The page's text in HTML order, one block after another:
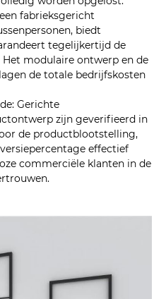
fabrieksgericht
biedt
tegelijkertijd de
modulaire ontwerp en de
de totale bedrijfskosten
Gerichte
zijn geverifieerd in
de productblootstelling,
effectief
commerciële klanten in de